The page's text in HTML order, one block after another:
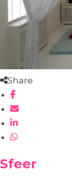
Share
Sfeer